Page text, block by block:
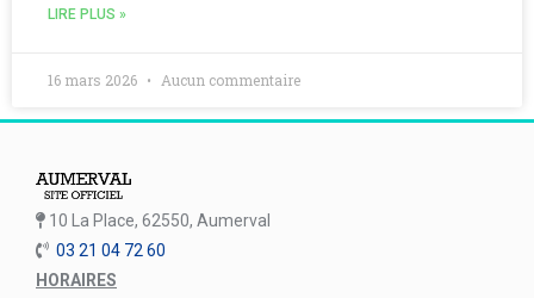
LIRE PLUS »
16 mars 2026 Aucun commentaire
10 La Place, 62550, Aumerval
03 21 04 72 60
HORAIRES